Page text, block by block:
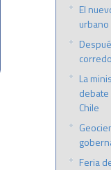
El
urbano
La
Chile
Feria